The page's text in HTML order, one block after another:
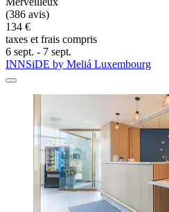
(386 avis)
134 €
taxes et frais compris
6 sept. - 7 sept.
INNSiDE by Meliá Luxembourg